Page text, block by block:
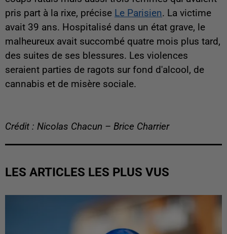
pris part à la rixe, précise Le Parisien. La victime
avait 39 ans. Hospitalisé dans un état grave, le
malheureux avait succombé quatre mois plus tard,
des suites de ses blessures. Les violences
seraient parties de ragots sur fond d'alcool, de
cannabis et de misère sociale.
Crédit : Nicolas Chacun – Brice Charrier
LES ARTICLES LES PLUS VUS